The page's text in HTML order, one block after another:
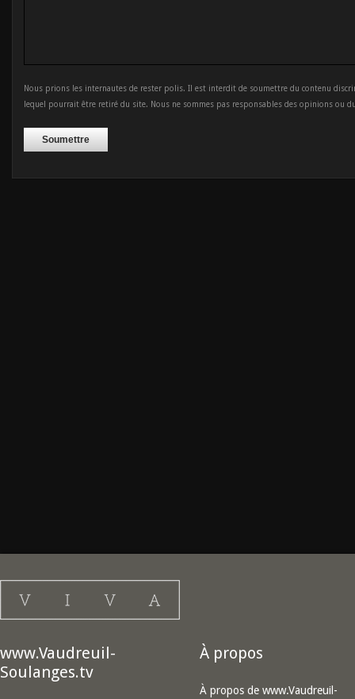
Nous prions les internautes de rester polis. Il est interdit de soumettre du contenu
lequel pourrait être retiré du site. Nous ne sommes pas responsables des opinions ou
www.Vaudreuil-
Soulanges.tv
À propos
À propos de www.Vaudreuil-